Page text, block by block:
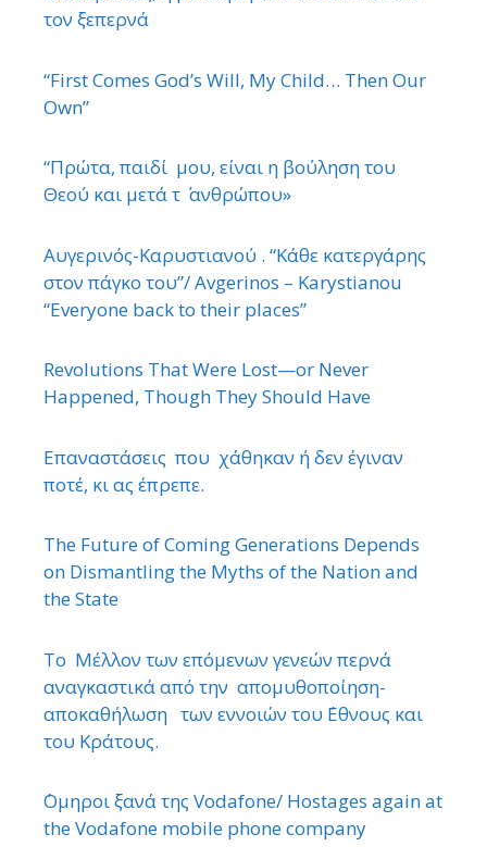
τον ξεπερνά
“First Comes God’s Will, My Child… Then Our
Own”
“Πρώτα, παιδί μου, είναι η βούληση του
Θεού και μετά τ ΄ ανθρώπου»
Αυγερινός-Καρυστιανού . “Κάθε κατεργάρης
στον πάγκο του”/ Avgerinos – Karystianou
“Εveryone back to their places”
Revolutions That Were Lost—or Never
Happened, Though They Should Have
Επαναστάσεις που χάθηκαν ή δεν έγιναν
ποτέ, κι ας έπρεπε.
The Future of Coming Generations Depends
on Dismantling the Myths of the Nation and
the State
Το Μέλλον των επόμενων γενεών περνά
αναγκαστικά από την απομυθοποίηση-
αποκαθήλωση των εννοιών του ΄Εθνους και
του Κράτους.
΄Ομηροι ξανά της Vodafone/ Hostages again at
the Vodafone mobile phone company